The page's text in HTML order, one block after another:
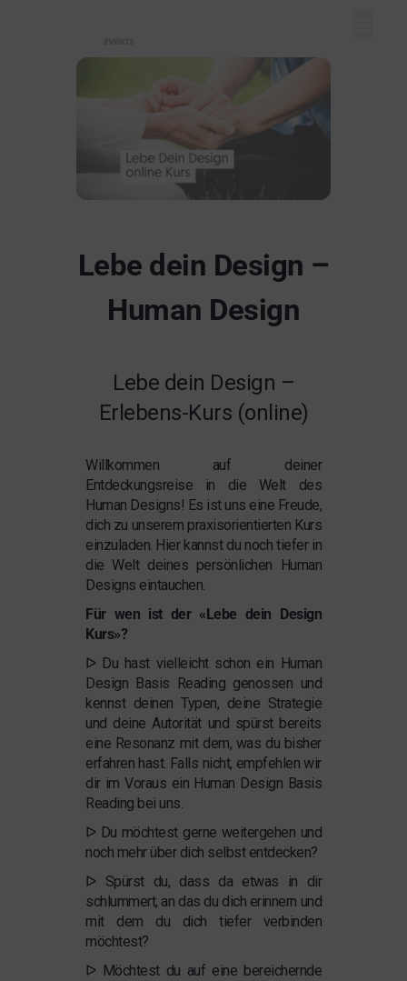
Lebe dein Design –
Human Design
Lebe dein Design –
Erlebens-Kurs (online)
Willkommen auf deiner
Entdeckungsreise in die Welt des
Human Designs! Es ist uns eine Freude,
dich zu unserem praxisorientierten Kurs
einzuladen. Hier kannst du noch tiefer in
die Welt deines persönlichen Human
Designs eintauchen.
Für wen ist der «Lebe dein Design
Kurs»?​
ᐅ Du hast vielleicht schon ein Human
Design Basis Reading genossen und
kennst deinen Typen, deine Strategie
und deine Autorität und spürst bereits
eine Resonanz mit dem, was du bisher
erfahren hast. Falls nicht, empfehlen wir
dir im Voraus ein Human Design Basis
Reading bei uns.
ᐅ Du möchtest gerne weitergehen und
noch mehr über dich selbst entdecken?
ᐅ Spürst du, dass da etwas in dir
schlummert, an das du dich erinnern und
mit dem du dich tiefer verbinden
möchtest?
ᐅ Möchtest du auf eine bereichernde